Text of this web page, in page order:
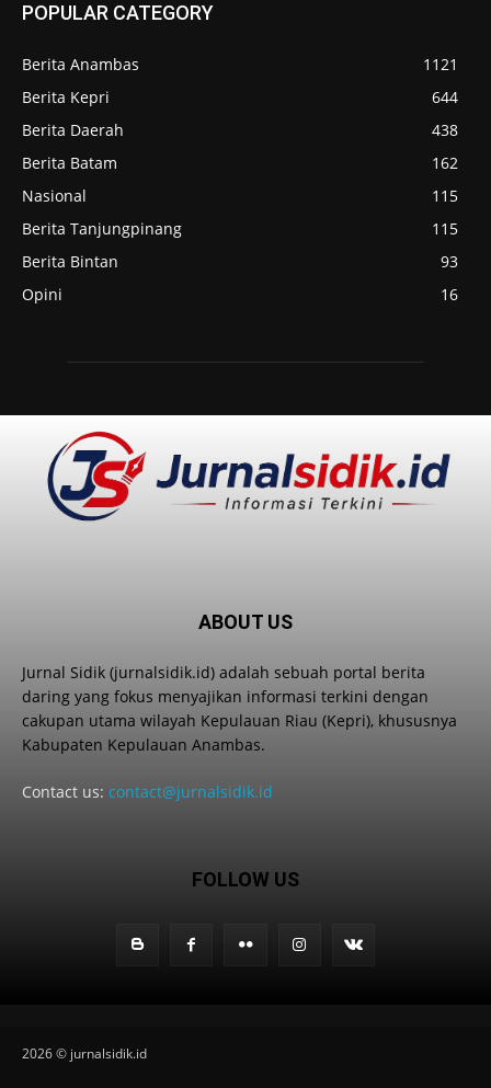
POPULAR CATEGORY
Berita Anambas
1121
Berita Kepri
644
Berita Daerah
438
Berita Batam
162
Nasional
115
Berita Tanjungpinang
115
Berita Bintan
93
Opini
16
ABOUT US
Jurnal Sidik (jurnalsidik.id) adalah sebuah portal berita
daring yang fokus menyajikan informasi terkini dengan
cakupan utama wilayah Kepulauan Riau (Kepri), khususnya
Kabupaten Kepulauan Anambas.
Contact us: contact@jurnalsidik.id
FOLLOW US
2026 © jurnalsidik.id